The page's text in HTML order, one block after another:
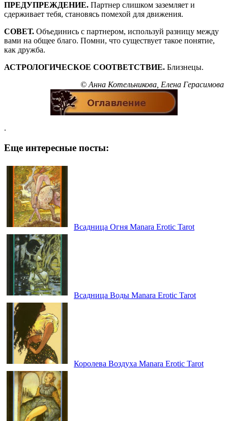
ПРЕДУПРЕЖДЕНИЕ. Партнер слишком заземляет и
сдерживает тебя, становясь помехой для движения.
СОВЕТ. Объединись с партнером, используй разницу между
вами на общее благо. Помни, что существует такое понятие,
как дружба.
АСТРОЛОГИЧЕСКОЕ СООТВЕТСТВИЕ. Близнецы.
© Анна Котельникова, Елена Герасимова
.
Еще интересные посты:
Всадница Огня Manara Erotic Tarot
Всадница Воды Manara Erotic Tarot
Королева Воздуха Manara Erotic Tarot